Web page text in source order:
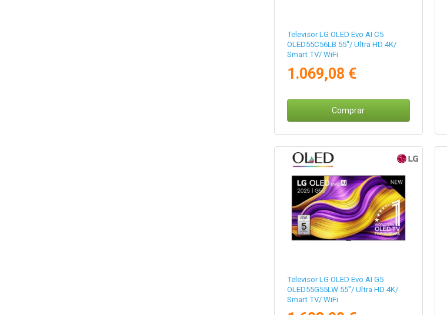
Televisor LG OLED Evo AI C5
OLED55C56LB 55"/ Ultra HD 4K/
Smart TV/ WiFi
1.069,08 €
Comprar
Televisor LG OLED Evo AI G5
OLED55G55LW 55"/ Ultra HD 4K/
Smart TV/ WiFi